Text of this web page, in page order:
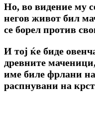
Ho, во видение му
негов живот бил
се борел против
И тој ќе биде
древните
име биле фрлани
распнувани на